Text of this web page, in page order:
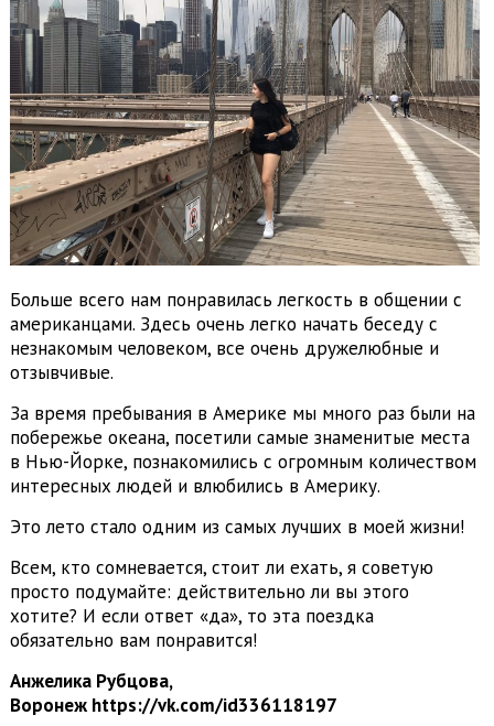
Больше всего нам понравилась легкость в общении с
американцами. Здесь очень легко начать беседу с
незнакомым человеком, все очень дружелюбные и
отзывчивые.
За время пребывания в Америке мы много раз были на
побережье океана, посетили самые знаменитые места
в Нью-Йорке, познакомились с огромным количеством
интересных людей и влюбились в Америку.
Это лето стало одним из самых лучших в моей жизни!
Всем, кто сомневается, стоит ли ехать, я советую
просто подумайте: действительно ли вы этого
хотите? И если ответ «да», то эта поездка
обязательно вам понравится!
Анжелика Рубцова,
Воронеж https://vk.com/id336118197